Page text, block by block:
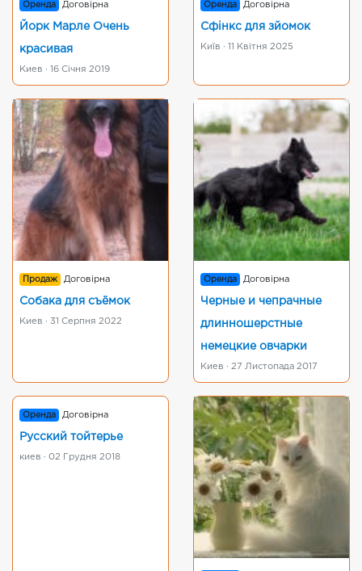
Оренда Договірна
Йорк Марле Очень
красивая
Киев · 16 Січня 2019
Оренда Договірна
Сфінкс для зйомок
Київ · 11 Квітня 2025
Продаж Договірна
Собака для съёмок
Киев · 31 Серпня 2022
Оренда Договірна
Черные и чепрачные
длинношерстные
немецкие овчарки
Киев · 27 Листопада 2017
Оренда Договірна
Русский тойтерье
киев · 02 Грудня 2018